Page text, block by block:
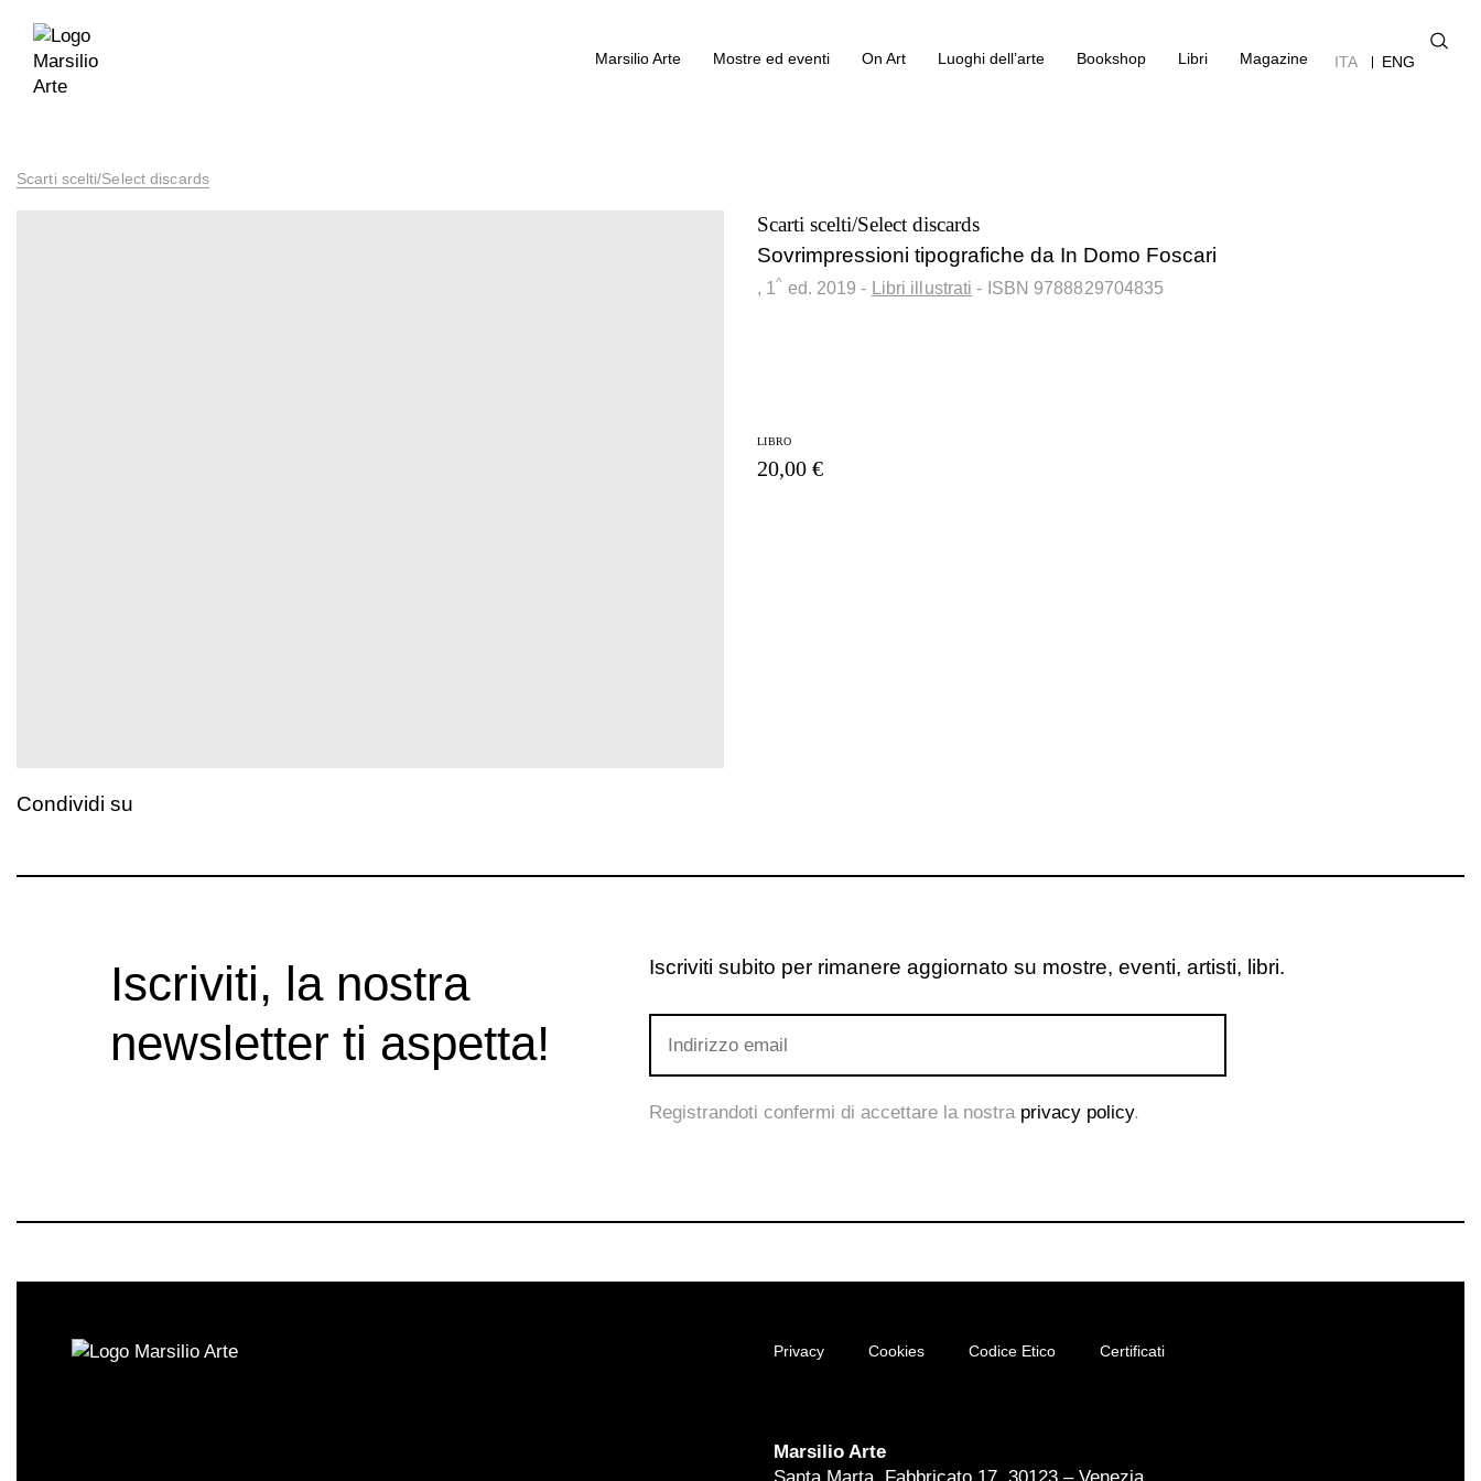
Marsilio Arte Mostre ed eventi On Art Luoghi dell’arte Bookshop Libri Magazine ITA ENG
Scarti scelti/Select discards
Condividi su
Scarti scelti/Select discards
Sovrimpressioni tipografiche da In Domo Foscari
, 1^ ed. 2019- Libri illustrati - ISBN 9788829704835
LIBRO
20,00 €
Iscriviti, la nostra
newsletter ti aspetta!
Iscriviti subito per rimanere aggiornato su mostre, eventi, artisti, libri.
Registrandoti confermi di accettare la nostra privacy policy.
Privacy Cookies Codice Etico Certificati
Marsilio Arte